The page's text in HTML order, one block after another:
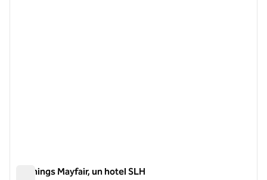
Flemings Mayfair, un hotel SLH